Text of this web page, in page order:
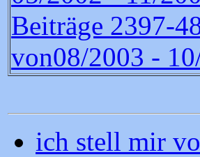
Beiträge 2397-
von08/2003 -
ich stell mir